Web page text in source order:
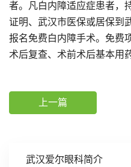
武汉爱尔眼科简介
者。凡白内障适应症患者，
证明、武汉市医保或居保到
报名免费白内障手术。免费
术后复查、术前术后基本用
上一篇